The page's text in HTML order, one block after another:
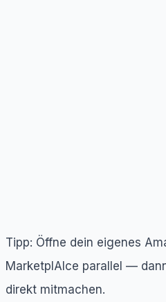
Tipp: Öffne dein eigenes
MarketplAIce parallel —
direkt mitmachen.